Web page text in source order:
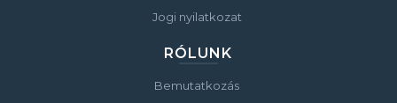
Jogi nyilatkozat
RÓLUNK
Bemutatkozás